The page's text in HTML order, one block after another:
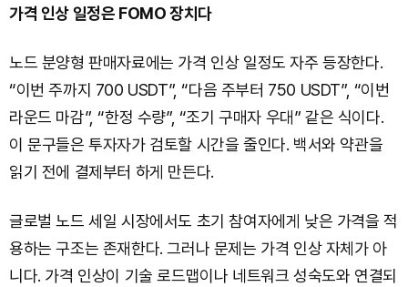
가격 인상 일정은 FOMO 장치다
노드 분양형 판매자료에는 가격 인상 일정도 자주 등장한다.
“이번 주까지 700 USDT”, “다음 주부터 750 USDT”, “이번
라운드 마감”, “한정 수량”, “조기 구매자 우대” 같은 식이다.
이 문구들은 투자자가 검토할 시간을 줄인다. 백서와 약관을
읽기 전에 결제부터 하게 만든다.
글로벌 노드 세일 시장에서도 초기 참여자에게 낮은 가격을 적
용하는 구조는 존재한다. 그러나 문제는 가격 인상 자체가 아
니다. 가격 인상이 기술 로드맵이나 네트워크 성숙도와 연결되